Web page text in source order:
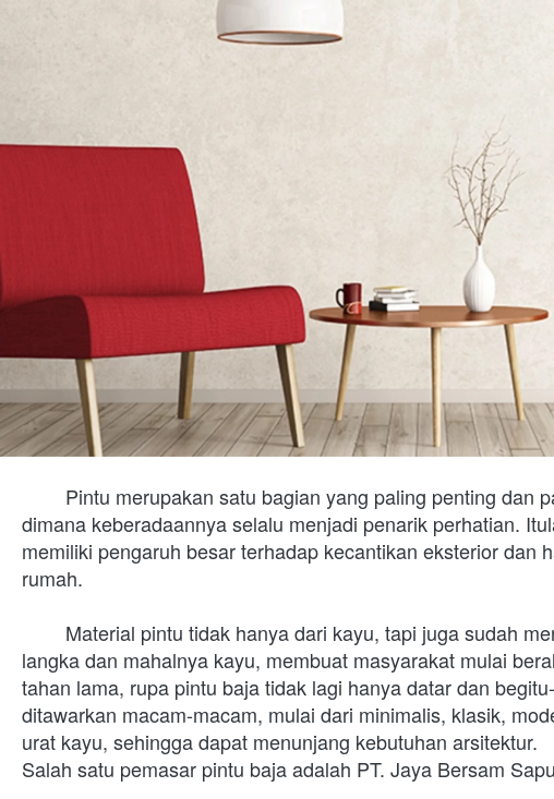
dimana keberadaannya selalu menjadi penarik perhatian.
memiliki pengaruh besar terhadap kecantikan eksterior dan
rumah.
langka dan mahalnya kayu, membuat masyarakat mulai
tahan lama, rupa pintu baja tidak lagi hanya datar dan
ditawarkan macam-macam, mulai dari minimalis, klasik,
urat kayu, sehingga dapat menunjang kebutuhan arsitektur.
Salah satu pemasar pintu baja adalah PT. Jaya Bersam